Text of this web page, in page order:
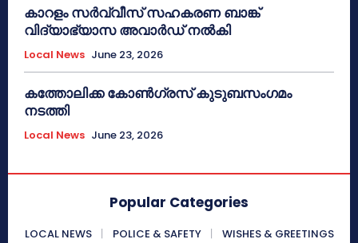
കാറളം സർവ്വീസ് സഹകരണ ബാങ്ക്
വിദ്യാഭ്യാസ അവാർഡ് നൽകി
Local News June 23, 2026
കത്തോലിക്ക കോൺഗ്രസ് കുടുബസംഗമം
നടത്തി
Local News June 23, 2026
Popular Categories
LOCAL NEWS POLICE & SAFETY
WISHES & GREETINGS